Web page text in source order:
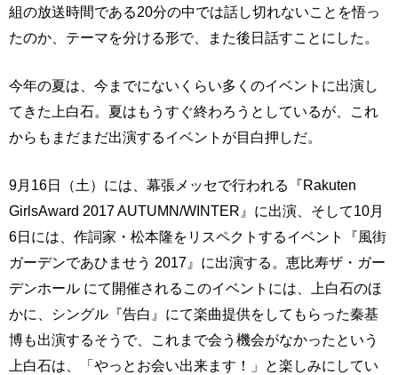
組の放送時間である20分の中では話し切れないことを悟っ
たのか、テーマを分ける形で、また後日話すことにした。
今年の夏は、今までにないくらい多くのイベントに出演し
てきた上白石。夏はもうすぐ終わろうとしているが、これ
からもまだまだ出演するイベントが目白押しだ。
9月16日（土）には、幕張メッセで行われる『Rakuten
GirlsAward 2017 AUTUMN/WINTER』に出演、そして10月
6日には、作詞家・松本隆をリスペクトするイベント『風街
ガーデンであひませう 2017』に出演する。恵比寿ザ・ガー
デンホール にて開催されるこのイベントには、上白石のほ
かに、シングル『告白』にて楽曲提供をしてもらった秦基
博も出演するそうで、これまで会う機会がなかったという
上白石は、「やっとお会い出来ます！」と楽しみにしてい